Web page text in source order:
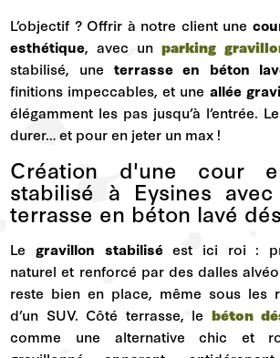
L’objectif ? Offrir à notre client une
esthétique, avec un parking
stabilisé, une terrasse en béton
finitions impeccables, et une allée
élégamment les pas jusqu’à l’entrée.
durer… et pour en jeter un max !
Création d'une cour
stabilisé à Eysines
terrasse en béton lavé
Le gravillon stabiliséest ici roi :
naturel et renforcé par des dalles
reste bien en place, même sous les
d’un SUV. Côté terrasse, le béton
comme une alternative chic et